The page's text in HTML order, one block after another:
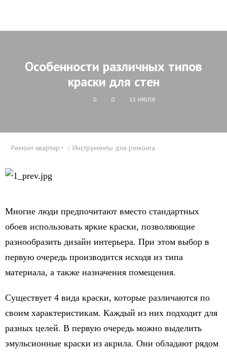
Особенности различных типов
краски для стен
0 0 15 ИЮЛЯ
Ремонт квартир Инструменты для ремонта
Многие люди предпочитают вместо стандартных
обоев использовать яркие краски, позволяющие
разнообразить дизайн интерьера. При этом выбор в
первую очередь производится исходя из типа
материала, а также назначения помещения.
Существует 4 вида краски, которые различаются по
своим характеристикам. Каждый из них подходит для
разных целей. В первую очередь можно выделить
эмульсионные краски из акрила. Они обладают рядом